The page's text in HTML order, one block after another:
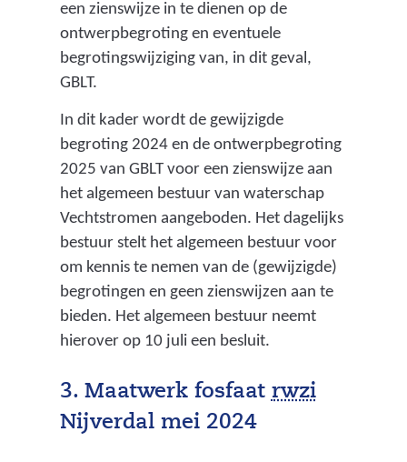
i
n
g
a
n
t
o
o
r
l
o
c
o
een zienswijze in te dienen op de
ontwerpbegroting en eventuele
begrotingswijziging van, in dit geval,
GBLT.
In dit kader wordt de gewijzigde
begroting 2024 en de ontwerpbegroting
2025 van GBLT voor een zienswijze aan
het algemeen bestuur van waterschap
Vechtstromen aangeboden. Het dagelijks
bestuur stelt het algemeen bestuur voor
om kennis te nemen van de (gewijzigde)
begrotingen en geen zienswijzen aan te
bieden. Het algemeen bestuur neemt
hierover op 10 juli een besluit.
3. Maatwerk fosfaat rwzi(
Nijverdal mei 2024